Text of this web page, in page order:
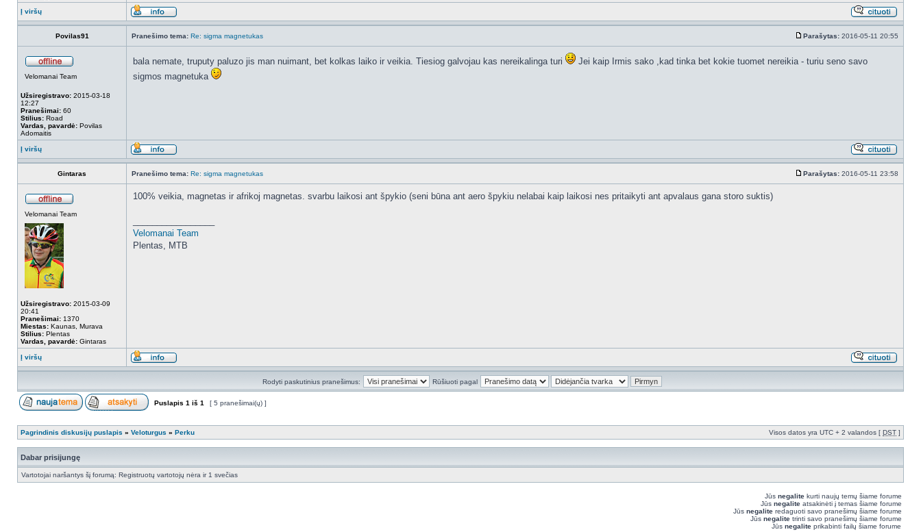
Į viršų
Povilas91 Pranešimo tema: Re: sigma magnetukas Parašytas: 2016-05-11 20:55
Velomanai Team
Užsiregistravo: 2015-03-18
12:27
Pranešimai: 60
Stilius: Road
Vardas, pavardė: Povilas
Adomaitis
bala nemate, truputy paluzo jis man nuimant, bet kolkas laiko ir veikia. Tiesiog galvojau kas nereikalinga turi
Jei kaip Irmis sako ,kad tinka bet kokie tuomet nereikia - turiu seno savo
sigmos magnetuka
Į viršų
Gintaras Pranešimo tema: Re: sigma magnetukas Parašytas: 2016-05-11 23:58
Velomanai Team
Užsiregistravo: 2015-03-09
20:41
Pranešimai: 1370
Miestas: Kaunas, Murava
Stilius: Plentas
Vardas, pavardė: Gintaras
100% veikia, magnetas ir afrikoj magnetas. svarbu laikosi ant špykio (seni būna ant aero špykiu nelabai kaip laikosi nes pritaikyti ant apvalaus gana storo suktis)
Velomanai Team
Plentas, MTB
Į viršų
Rodyti paskutinius pranešimus: Rūšiuoti pagal
Puslapis 1 iš 1 [ 5 pranešimai(ų) ]
Pagrindinis diskusijų puslapis » Veloturgus » Perku Visos datos yra UTC + 2 valandos [ DST ]
Dabar prisijungę
Vartotojai naršantys šį forumą: Registruotų vartotojų nėra ir 1 svečias
Jūs negalite kurti naujų temų šiame forume
Jūs negalite atsakinėti į temas šiame forume
Jūs negalite redaguoti savo pranešimų šiame forume
Jūs negalite trinti savo pranešimų šiame forume
Jūs negalite prikabinti failų šiame forume